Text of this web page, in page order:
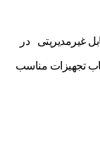
غیرمدیریتی در
تجهیزات مناسب